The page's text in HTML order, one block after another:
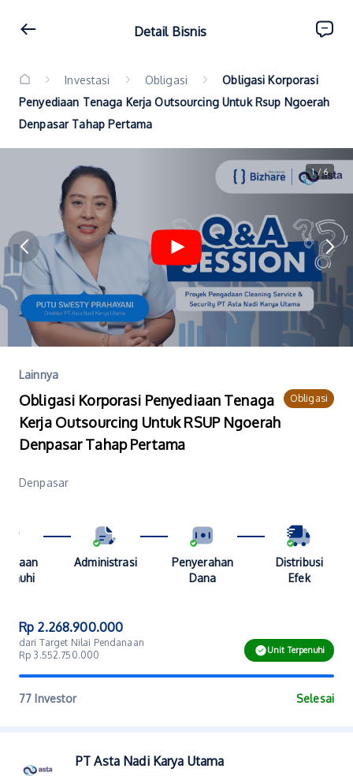
Detail Bisnis
Investasi Obligasi
Obligasi Korporasi
Penyediaan Tenaga Kerja Outsourcing Untuk Rsup Ngoerah
Denpasar Tahap Pertama
1 / 6
Lainnya
Obligasi Korporasi Penyediaan Tenaga
Kerja Outsourcing Untuk RSUP Ngoerah
Denpasar Tahap Pertama
Obligasi
Denpasar
Administrasi
Penyerahan
Dana
Distribusi
Efek
Rp 2.268.900.000
dari Target Nilai Pendanaan
Rp 3.552.750.000
Unit Terpenuhi
77 Investor Selesai
PT Asta Nadi Karya Utama